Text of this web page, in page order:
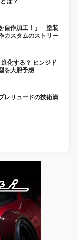
自作加工！」 塗装
カスタムのストリー
化する？ ヒンジド
を大胆予想
レリュードの技術満